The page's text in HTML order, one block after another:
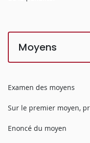
Moyens
Examen des moyens
Sur le premier moyen,
Enoncé du moyen